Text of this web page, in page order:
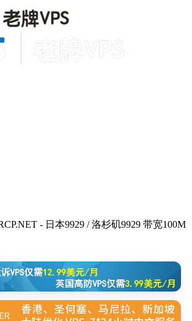
- 日本9929 / 洛杉矶9929 带宽100M